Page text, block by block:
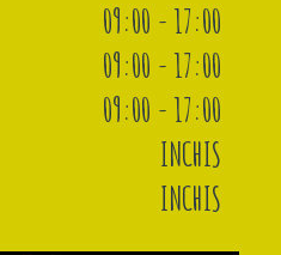
09:00 - 17:00
09:00 - 17:00
09:00 - 17:00
INCHIS
INCHIS